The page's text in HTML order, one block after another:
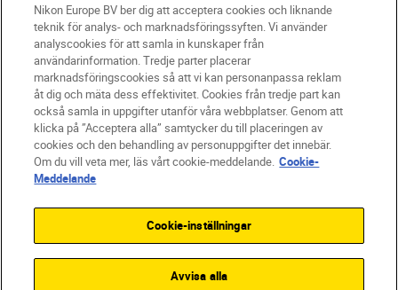
Policydokument om personuppgiftsbehandling
Användningsvillkor
Användarvillkor för Nikon Store
Cookie-meddelande
Tillgänglighet
Cookieinställningar
© 2026 Nikon
Nikon Europe BV ber dig att acceptera cookies och liknande
teknik för analys- och marknadsföringssyften. Vi använder
analyscookies för att samla in kunskaper från
användarinformation. Tredje parter placerar
marknadsföringscookies så att vi kan personanpassa reklam
åt dig och mäta dess effektivitet. Cookies från tredje part kan
också samla in uppgifter utanför våra webbplatser. Genom att
klicka på ”Acceptera alla” samtycker du till placeringen av
cookies och den behandling av personuppgifter det innebär.
Om du vill veta mer, läs vårt cookie-meddelande. Cookie-
Meddelande
Cookie-inställningar
Avvisa alla